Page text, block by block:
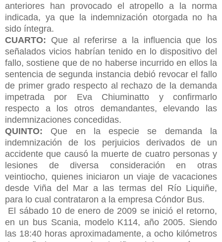
anteriores han provocado el atropello a la norma
indicada, ya que la indemnización otorgada no ha
sido íntegra.
CUARTO: Que al referirse a la influencia que los
señalados vicios habrían tenido en lo dispositivo del
fallo, sostiene que de no haberse incurrido en ellos la
sentencia de segunda instancia debió revocar el fallo
de primer grado respecto al rechazo de la demanda
impetrada por Eva Chiuminatto y confirmarlo
respecto a los otros demandantes, elevando las
indemnizaciones concedidas.
QUINTO: Que en la especie se demanda la
indemnización de los perjuicios derivados de un
accidente que causó la muerte de cuatro personas y
lesiones de diversa consideración en otras
veintiocho, quienes iniciaron un viaje de vacaciones
desde Viña del Mar a las termas del Río Liquiñe,
para lo cual contrataron a la empresa Cóndor Bus.
El sábado 10 de enero de 2009 se inició el retorno,
en un bus Scania, modelo K114, año 2005. Siendo
las 18:40 horas aproximadamente, a ocho kilómetros